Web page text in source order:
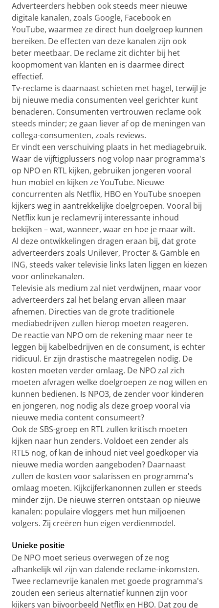
Adverteerders hebben ook steeds meer nieuwe
digitale kanalen, zoals Google, Facebook en
YouTube, waarmee ze direct hun doelgroep kunnen
bereiken. De effecten van deze kanalen zijn ook
beter meetbaar. De reclame zit dichter bij het
koopmoment van klanten en is daarmee direct
effectief.
Tv-reclame is daarnaast schieten met hagel, terwijl je
bij nieuwe media consumenten veel gerichter kunt
benaderen. Consumenten vertrouwen reclame ook
steeds minder; ze gaan liever af op de meningen van
collega-consumenten, zoals reviews.
Er vindt een verschuiving plaats in het mediagebruik.
Waar de vijftigplussers nog volop naar programma's
op NPO en RTL kijken, gebruiken jongeren vooral
hun mobiel en kijken ze YouTube. Nieuwe
concurrenten als Netflix, HBO en YouTube snoepen
kijkers weg in aantrekkelijke doelgroepen. Vooral bij
Netflix kun je reclamevrij interessante inhoud
bekijken – wat, wanneer, waar en hoe je maar wilt.
Al deze ontwikkelingen dragen eraan bij, dat grote
adverteerders zoals Unilever, Procter & Gamble en
ING, steeds vaker televisie links laten liggen en kiezen
voor onlinekanalen.
Televisie als medium zal niet verdwijnen, maar voor
adverteerders zal het belang ervan alleen maar
afnemen. Directies van de grote traditionele
mediabedrijven zullen hierop moeten reageren.
De reactie van NPO om de rekening maar neer te
leggen bij kabelbedrijven en de consument, is echter
ridicuul. Er zijn drastische maatregelen nodig. De
kosten moeten verder omlaag. De NPO zal zich
moeten afvragen welke doelgroepen ze nog willen en
kunnen bedienen. Is NPO3, de zender voor kinderen
en jongeren, nog nodig als deze groep vooral via
nieuwe media content consumeert?
Ook de SBS-groep en RTL zullen kritisch moeten
kijken naar hun zenders. Voldoet een zender als
RTL5 nog, of kan de inhoud niet veel goedkoper via
nieuwe media worden aangeboden? Daarnaast
zullen de kosten voor salarissen en programma's
omlaag moeten. Kijkcijferkanonnen zullen er steeds
minder zijn. De nieuwe sterren ontstaan op nieuwe
kanalen: populaire vloggers met hun miljoenen
volgers. Zij creëren hun eigen verdienmodel.
Unieke positie
De NPO moet serieus overwegen of ze nog
afhankelijk wil zijn van dalende reclame-inkomsten.
Twee reclamevrije kanalen met goede programma's
zouden een serieus alternatief kunnen zijn voor
kijkers van bijvoorbeeld Netflix en HBO. Dat zou de